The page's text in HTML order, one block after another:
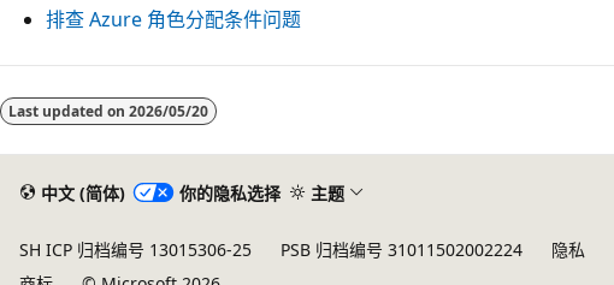
排查 Azure 角色分配条件问题
阅
读Last updated on 2026/05/20
中文 (简体) 你的隐私选择 主题
SH ICP 归档编号 13015306-25 PSB 归档编号 31011502002224 隐私